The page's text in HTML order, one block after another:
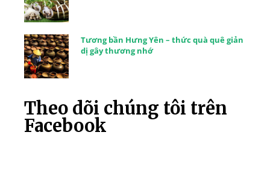
Tương bần Hưng Yên – thức quà quê giản
dị gây thương nhớ
Theo dõi chúng tôi trên
Facebook